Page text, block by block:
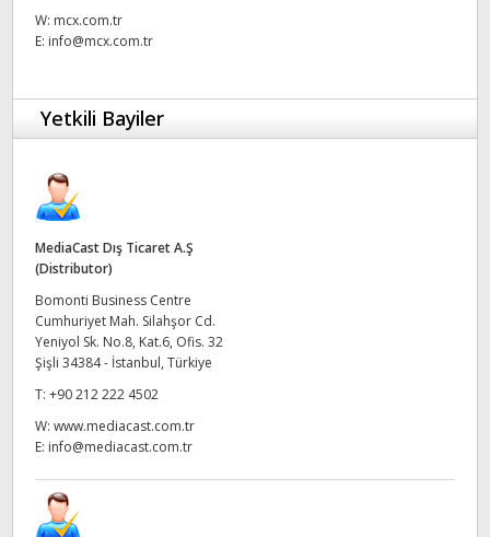
India
Japan
Malaysia
Netherlands
New Zealand
Norway
Poland
Portugal
W: mcx.com.tr
E: info@mcx.com.tr
Yetkili Bayiler
MediaCast Dış Ticaret A.Ş
(Distributor)
Bomonti Business Centre
Cumhuriyet Mah. Silahşor Cd.
Yeniyol Sk. No.8, Kat.6, Ofis. 32
Şişli 34384 - İstanbul, Türkiye
T: +90 212 222 4502
W: www.mediacast.com.tr
E: info@mediacast.com.tr